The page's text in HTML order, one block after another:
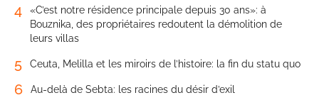
4
«C’est notre résidence principale depuis 30 ans»: à
Bouznika, des propriétaires redoutent la démolition de
leurs villas
5 Ceuta, Melilla et les miroirs de l’histoire: la fin du statu quo
6 Au-delà de Sebta: les racines du désir d’exil